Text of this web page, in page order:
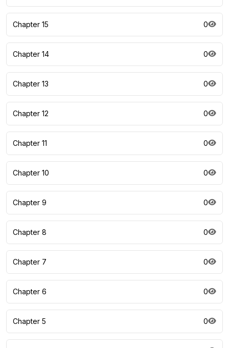
Chapter 15 0
Chapter 14 0
Chapter 13 0
Chapter 12 0
Chapter 11 0
Chapter 10 0
Chapter 9 0
Chapter 8 0
Chapter 7 0
Chapter 6 0
Chapter 5 0